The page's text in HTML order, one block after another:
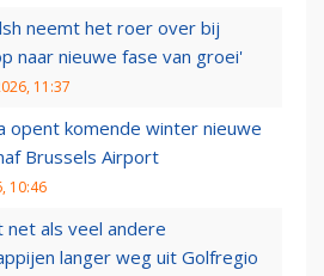
neemt het roer over bij
naar nieuwe fase van groei'
11:37
opent komende winter nieuwe
Brussels Airport
10:46
net als veel andere
langer weg uit Golfregio